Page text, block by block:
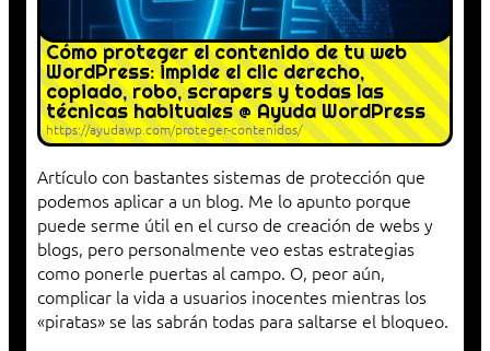
Cómo proteger el contenido de tu web
WordPress: impide el clic derecho,
copiado, robo, scrapers y todas las
técnicas habituales @ Ayuda WordPress
https://ayudawp.com/proteger-contenidos/
Artículo con bastantes sistemas de protección que
podemos aplicar a un blog. Me lo apunto porque
puede serme útil en el curso de creación de webs y
blogs, pero personalmente veo estas estrategias
como ponerle puertas al campo. O, peor aún,
complicar la vida a usuarios inocentes mientras los
«piratas» se las sabrán todas para saltarse el bloqueo.